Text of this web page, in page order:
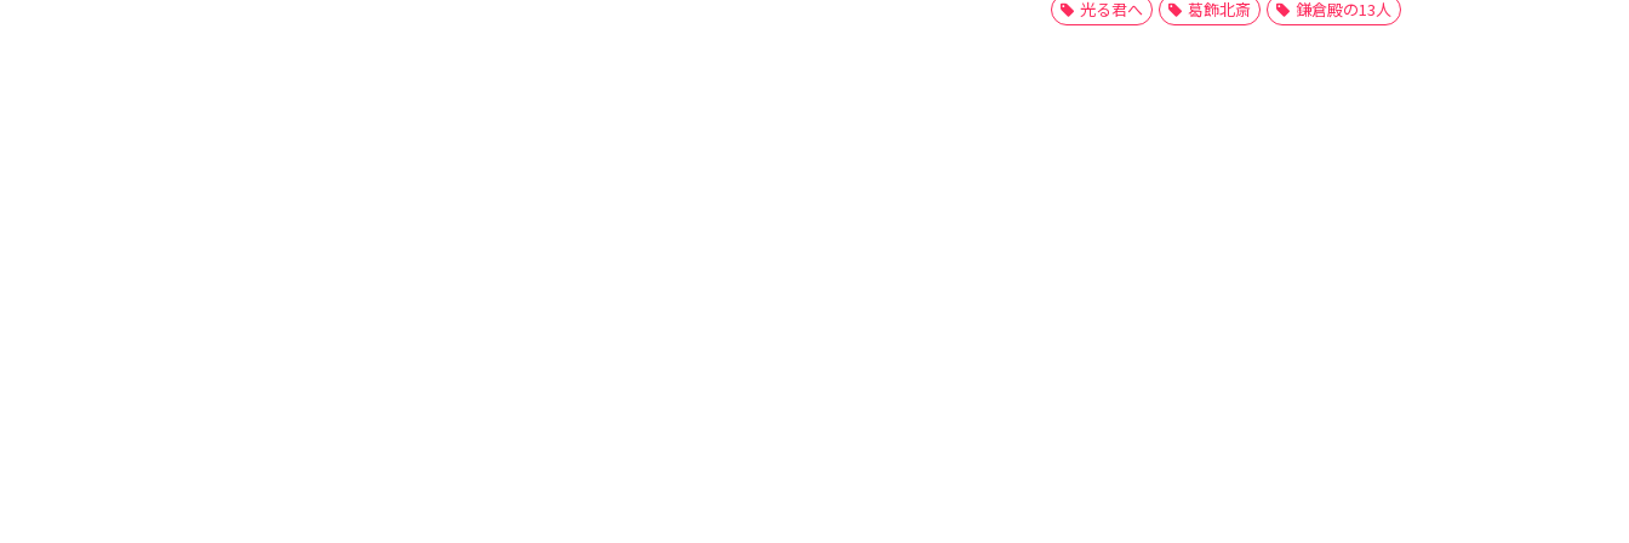
光る君へ 葛飾北斎 鎌倉殿の13人